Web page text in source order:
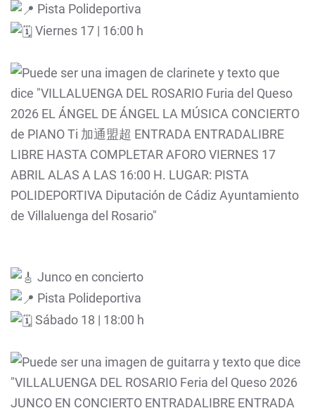
Pista Polideportiva
Viernes 17 | 16:00 h
Junco en concierto
Pista Polideportiva
Sábado 18 | 18:00 h